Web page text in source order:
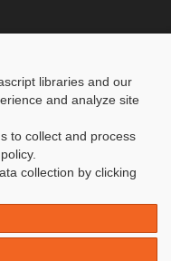
libraries and our
and analyze site
to collect and process
collection by clicking